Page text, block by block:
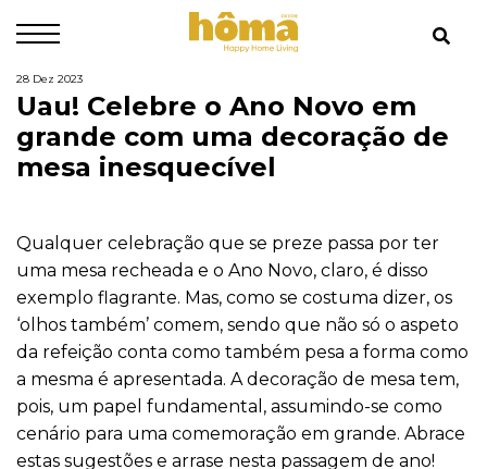
28 Dez 2023
Uau! Celebre o Ano Novo em
grande com uma decoração de
mesa inesquecível
Qualquer celebração que se preze passa por ter
uma mesa recheada e o Ano Novo, claro, é disso
exemplo flagrante. Mas, como se costuma dizer, os
‘olhos também’ comem, sendo que não só o aspeto
da refeição conta como também pesa a forma como
a mesma é apresentada. A decoração de mesa tem,
pois, um papel fundamental, assumindo-se como
cenário para uma comemoração em grande. Abrace
estas sugestões e arrase nesta passagem de ano!